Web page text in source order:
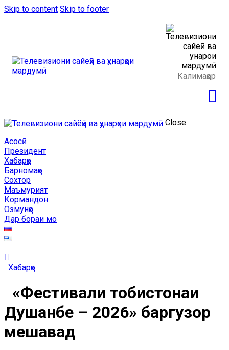
Skip to content Skip to footer
Close
Асосӣ
Президент
Хабарҳо
Барномаҳо
Сохтор
Маъмурият
Кормандон
Озмунҳо
Дар бораи мо
Хабарҳо
«Фестивали тобистонаи
Душанбе – 2026» баргузор
мешавад